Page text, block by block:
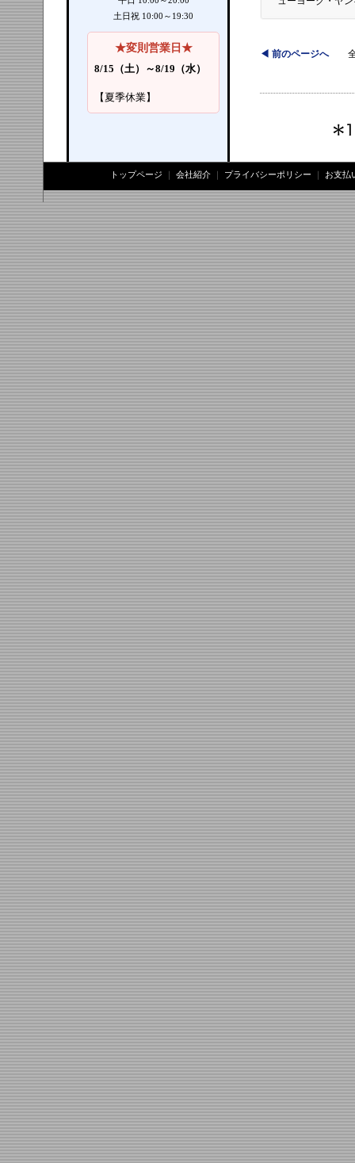
土日祝 10:00～19:30
★変則営業日★
8/15（土）～8/19（水）
【夏季休業】
◀ 前のページへ
トップページ ｜ 会社紹介 ｜ プライバシーポリシー ｜ お支払